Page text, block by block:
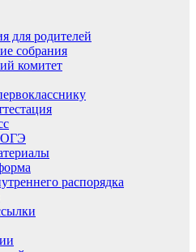
для родителей
собрания
комитет
распорядка